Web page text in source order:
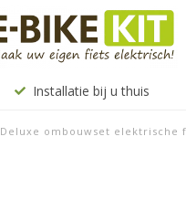
Installatie bij u thuis
Deluxe ombouwset elektrische